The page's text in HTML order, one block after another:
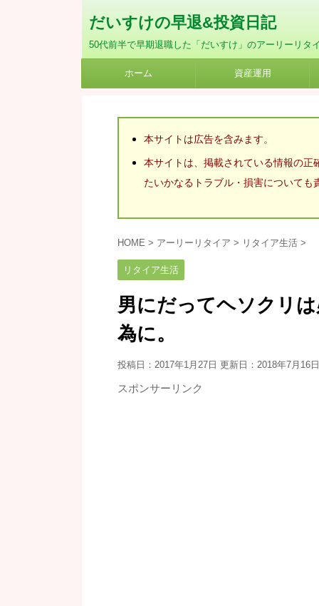
だいすけの早退&投資日記
50代前半で早期退職した「だいすけ」のアーリーリタ
ホーム 資産運用
本サイトは広告を含みます。
本サイトは、掲載されている情報の正
たいかなるトラブル・損害についても
HOME > アーリーリタイア > リタイア生活 >
リタイア生活
男にだってヘソクリ
為に。
投稿日：2017年1月27日 更新日： 2018年7月16日
スポンサーリンク